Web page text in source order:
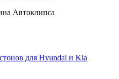
Автоклипса
для Hyundai и Kia